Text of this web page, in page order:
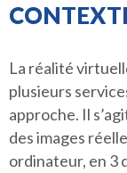
La réalité
plusieurs
approche. Il
des images
ordinateur, en 3